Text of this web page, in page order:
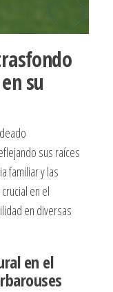
su
sus raíces
familiar y las
en el
en diversas
en el